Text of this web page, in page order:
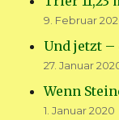
9. Februar
Und jetzt –
27. Januar
Wenn
1. Januar 2020